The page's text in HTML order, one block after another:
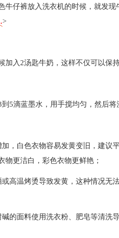
牛仔裤放入洗衣机的时候，就发
>
加入2汤匙牛奶，这样不仅可以保
5滴蓝墨水，用手搅均匀，然后将
，白色衣物容易发黄变旧，建议
物更洁白，彩色衣物更鲜艳；
高温烤烫导致发黄，这种情况无
的面料使用洗衣粉、肥皂等清洗